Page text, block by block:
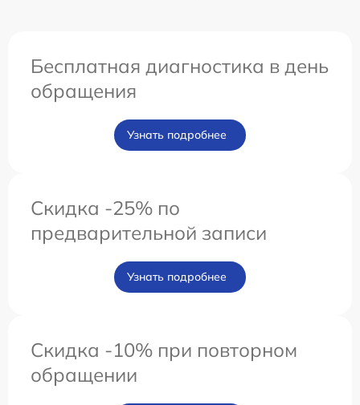
Бесплатная диагностика в день
обращения
Узнать подробнее
Скидка -25% по
предварительной записи
Узнать подробнее
Скидка -10% при повторном
обращении